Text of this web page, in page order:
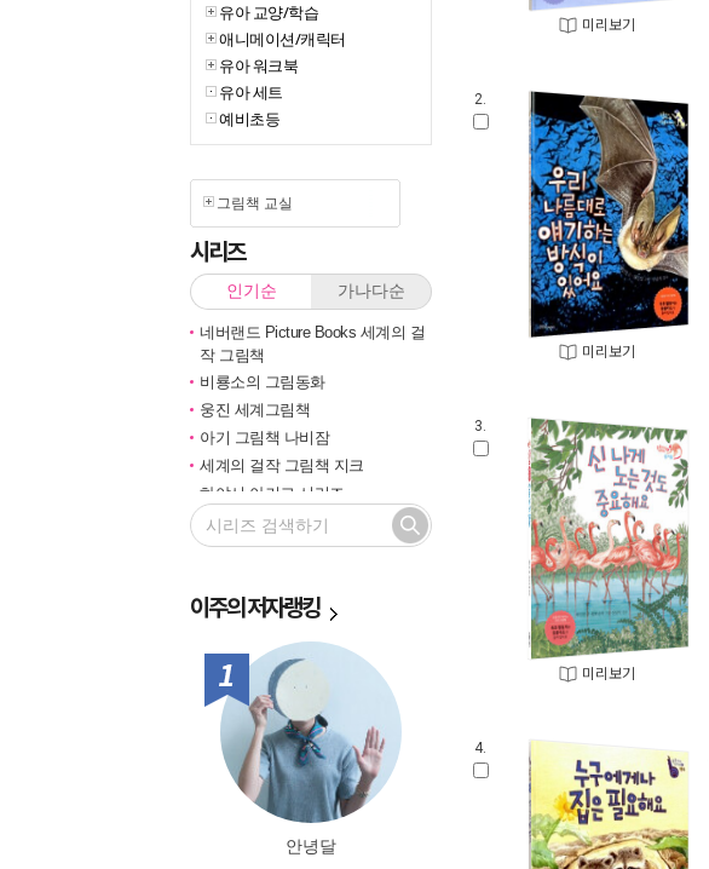
유아 교양/학습
애니메이션/캐릭터
유아 워크북
유아 세트
예비초등
그림책 교실
시리즈
인기순 가나다순
네버랜드 Picture Books 세계의 걸
작 그림책
비룡소의 그림동화
웅진 세계그림책
아기 그림책 나비잠
세계의 걸작 그림책 지크
하야시 아키코 시리즈
길벗 기적의 학습법
마루벌의 좋은 그림책
민들레 그림책
비룡소 창작그림책
전통문화 그림책 솔거나라
베틀북 그림책
그림책은 내 친구
미래그림책
비룡소 전래동화
도토리 계절 그림책
옛이야기 그림책 까치호랑이
이주의저자랭킹
1위
안녕달
미리보기
2.
미리보기
3.
미리보기
4.